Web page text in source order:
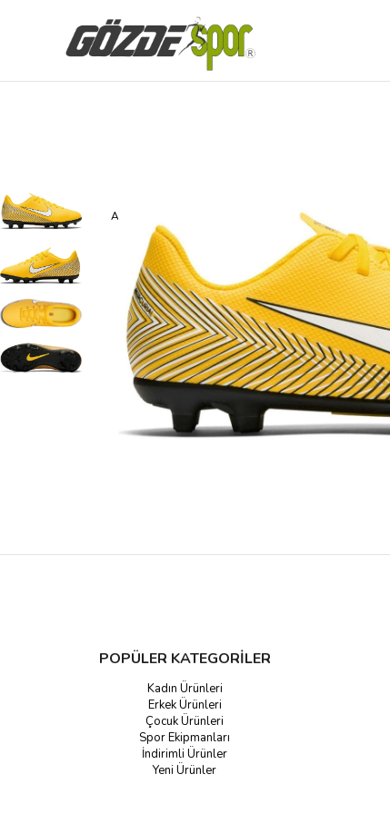
Anasayfa Futbol Ürünleri
POPÜLER KATEGORİLER
Kadın Ürünleri
Erkek Ürünleri
Çocuk Ürünleri
Spor Ekipmanları
İndirimli Ürünler
Yeni Ürünler